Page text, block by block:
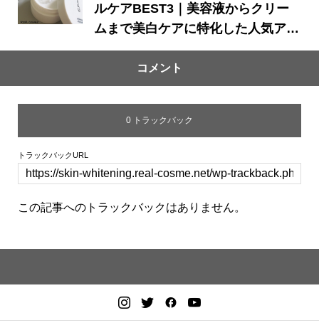
ルケアBEST3｜美容液からクリー
ムまで美白ケアに特化した人気アイ
テムはどれ？
コメント
0 トラックバック
トラックバックURL
この記事へのトラックバックはありません。